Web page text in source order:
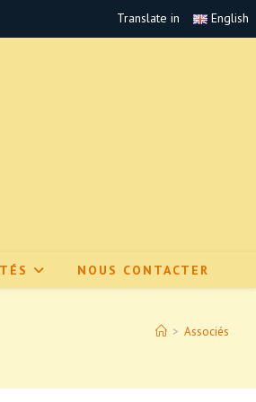
Translate in English
NOUS CONTACTER
> Associés